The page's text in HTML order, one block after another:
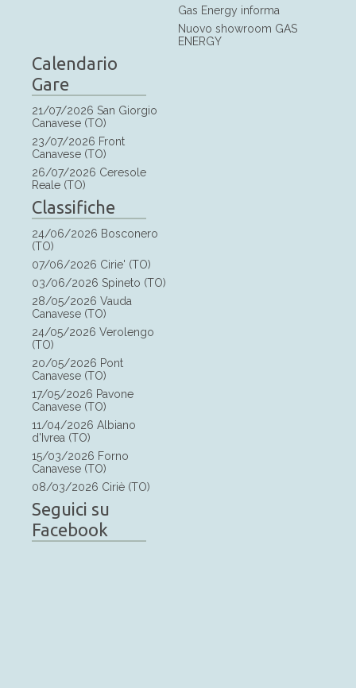
Gas Energy informa
Nuovo showroom GAS
ENERGY
Calendario
Gare
21/07/2026 San Giorgio
Canavese (TO)
23/07/2026 Front
Canavese (TO)
26/07/2026 Ceresole
Reale (TO)
Classifiche
24/06/2026 Bosconero
(TO)
07/06/2026 Cirie' (TO)
03/06/2026 Spineto (TO)
28/05/2026 Vauda
Canavese (TO)
24/05/2026 Verolengo
(TO)
20/05/2026 Pont
Canavese (TO)
17/05/2026 Pavone
Canavese (TO)
11/04/2026 Albiano
d'Ivrea (TO)
15/03/2026 Forno
Canavese (TO)
08/03/2026 Ciriè (TO)
Seguici su
Facebook